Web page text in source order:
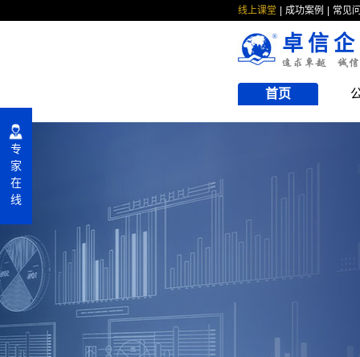
线上课堂 成功案例 常见
卓信
首页
专
家
在
线